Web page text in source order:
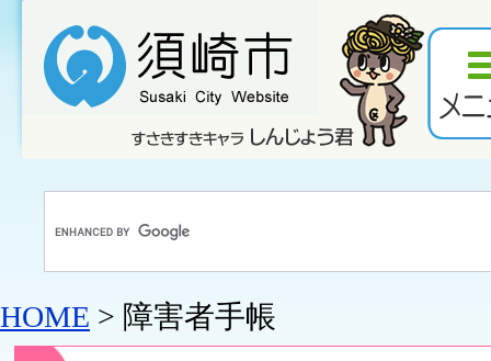
HOME > 障害者手帳